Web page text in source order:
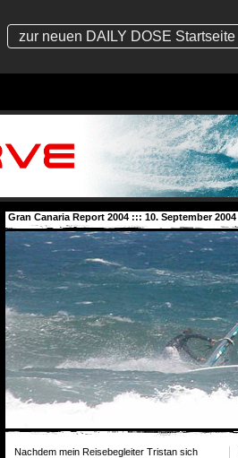
zur neuen DAILY DOSE Startseite
Gran Canaria Report 2004 ::: 10. September 2004
Nachdem mein Reisebegleiter Tristan sich